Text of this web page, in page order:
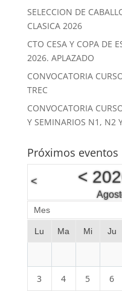
SELECCION DE
CLASICA 2026
CTO CESA Y COPA DE
2026. APLAZADO
CONVOCATORIA
TREC
CONVOCATORIA
Y SEMINARIOS N1, N2
Próximos eventos
< <
Mes
Lu Ma Mi Ju
3 4 5 6